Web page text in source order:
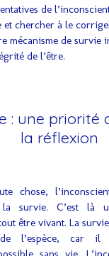
de
et chercher à le
mécanisme de survie
de l’être.
: une priorité
la réflexion
chose,
survie. C’est là
être vivant. La
de l’espèce, car